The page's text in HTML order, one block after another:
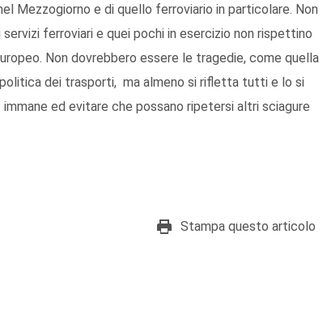
Mezzogiorno e di quello ferroviario in particolare. Non
ferroviari e quei pochi in esercizio non rispettino
Non dovrebbero essere le tragedie, come quella
dei trasporti, ma almeno si rifletta tutti e lo si
ed evitare che possano ripetersi altri sciagure
Stampa questo articolo